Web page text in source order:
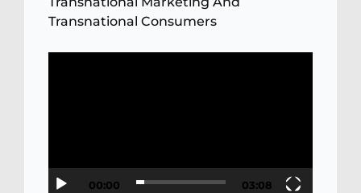
Transnational Consumers
00:00 03:08